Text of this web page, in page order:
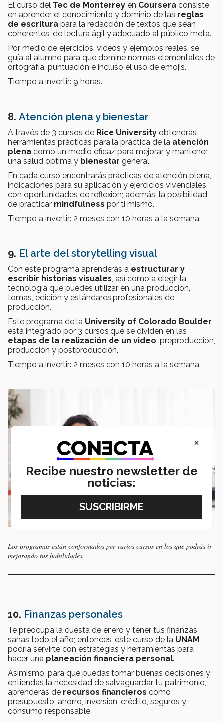
El curso del Tec de Monterrey en Coursera consiste
en aprender el conocimiento y dominio de las reglas
de escritura para la redacción de textos que sean
coherentes, de lectura ágil y adecuado al público meta.
Por medio de ejercicios, videos y ejemplos reales, se
guía al alumno para que domine normas elementales de
ortografía, puntuación e incluso el uso de emojis.
Tiempo a invertir: 9 horas.
8. Atención plena y bienestar
A través de 3 cursos de Rice University obtendrás
herramientas prácticas para la práctica de la atención
plena como un medio eficaz para mejorar y mantener
una salud óptima y bienestar general.
En cada curso encontrarás prácticas de atención plena,
indicaciones para su aplicación y ejercicios vivenciales
con oportunidades de reflexión; además, la posibilidad
de practicar mindfulness por ti mismo.
Tiempo a invertir: 2 meses con 10 horas a la semana.
9. El arte del storytelling visual
Con este programa aprenderás a estructurar y
escribir historias visuales, así como a elegir la
tecnología que puedes utilizar en una producción,
tomas, edición y estándares profesionales de
producción.
Este programa de la University of Colorado Boulder
está integrado por 3 cursos que se dividen en las
etapas de la realización de un video: preproducción,
producción y postproducción.
Tiempo a invertir: 2 meses con 10 horas a la semana.
Los programas están conformados por varios cursos en los que podrás ir
mejorando tus habilidades.
10. Finanzas personales
Te preocupa la cuesta de enero y tener tus finanzas
sanas todo el año; entonces, este curso de la UNAM
podría servirte con estrategias y herramientas para
hacer una planeación financiera personal.
Asimismo, para que puedas tomar buenas decisiones y
entiendas la necesidad de salvaguardar tu patrimonio,
aprenderás de recursos financieros como
presupuesto, ahorro, inversión, crédito, seguros y
consumo responsable.
×
Recibe nuestro newsletter de
noticias: